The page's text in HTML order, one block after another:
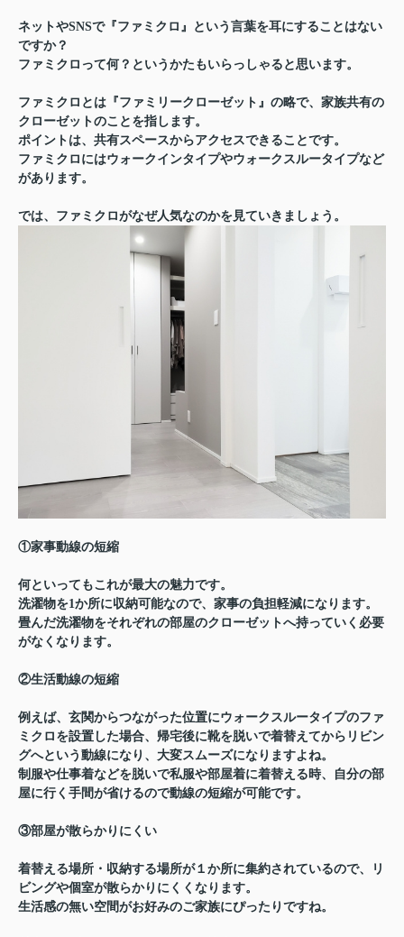
ネットやSNSで『ファミクロ』という言葉を耳にすることはない
ですか？
ファミクロって何？というかたもいらっしゃると思います。
ファミクロとは『ファミリークローゼット』の略で、家族共有の
クローゼットのことを指します。
ポイントは、共有スペースからアクセスできることです。
ファミクロにはウォークインタイプやウォークスルータイプなど
があります。
では、ファミクロがなぜ人気なのかを見ていきましょう。
①家事動線の短縮
何といってもこれが最大の魅力です。
洗濯物を1か所に収納可能なので、家事の負担軽減になります。
畳んだ洗濯物をそれぞれの部屋のクローゼットへ持っていく必要
がなくなります。
②生活動線の短縮
例えば、玄関からつながった位置にウォークスルータイプのファ
ミクロを設置した場合、帰宅後に靴を脱いで着替えてからリビン
グへという動線になり、大変スムーズになりますよね。
制服や仕事着などを脱いで私服や部屋着に着替える時、自分の部
屋に行く手間が省けるので動線の短縮が可能です。
③部屋が散らかりにくい
着替える場所・収納する場所が１か所に集約されているので、リ
ビングや個室が散らかりにくくなります。
生活感の無い空間がお好みのご家族にぴったりですね。